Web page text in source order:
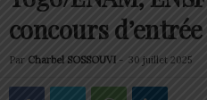
concours
Par Charbel SOSSOUVI - 30 juillet 2025